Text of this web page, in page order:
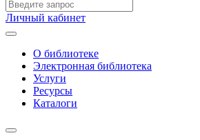
Личный кабинет
О библиотеке
Электронная библиотека
Услуги
Ресурсы
Каталоги